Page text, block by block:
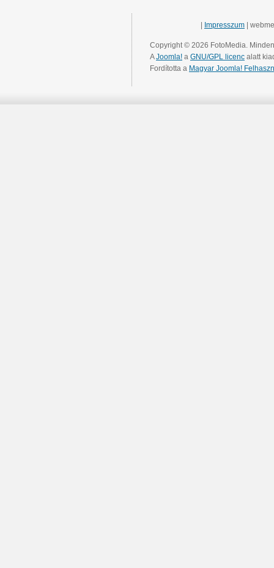
Impresszum |
Copyright © 2026 FotoMedia.
AJoomla! a GNU/GPL licenc alatt
Fordította a Magyar Joomla!